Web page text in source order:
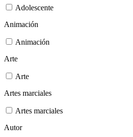
Adolescente
Animación
Animación
Arte
Arte
Artes marciales
Artes marciales
Autor